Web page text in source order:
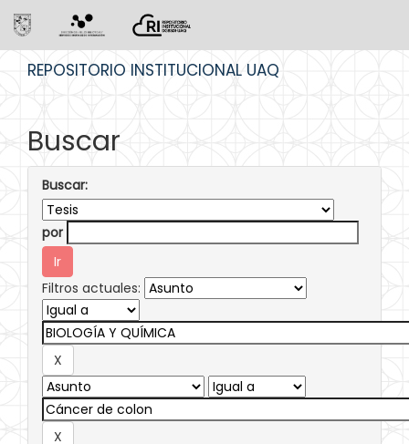
REPOSITORIO INSTITUCIONAL UAQ
Buscar
Buscar:
por
Filtros actuales: